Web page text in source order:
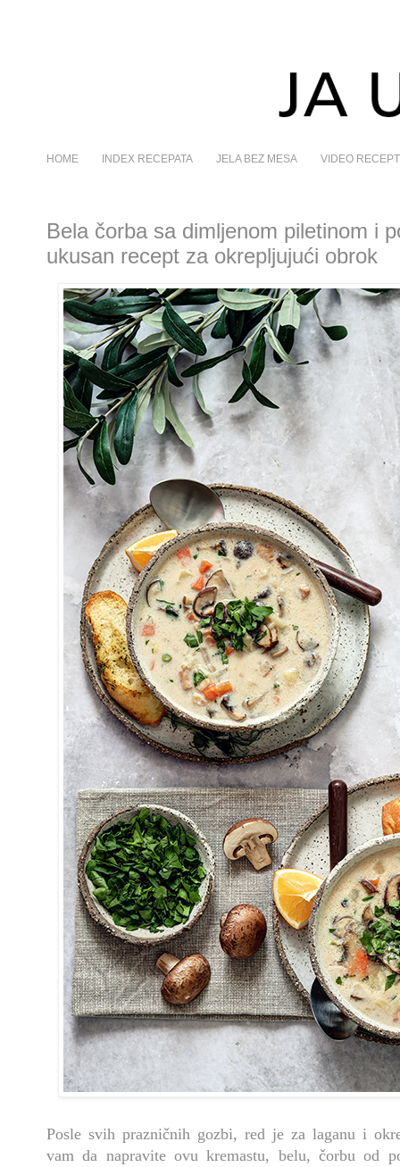
HOME INDEX RECEPATA JELA BEZ MESA VIDEO
Bela čorba sa dimljenom piletinom i
ukusan recept za okrepljujući obrok
Posle svih prazničnih gozbi, red je za laganu i
vam da napravite ovu kremastu, belu, čorbu od